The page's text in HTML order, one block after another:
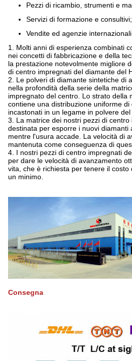
Pezzi di ricambio, strumenti e
Servizi di formazione e consultivi;
Vendite ed agenzie
1. Molti anni di esperienza combinati
nei concetti di fabbricazione e della
la prestazione notevolmente migliore
di centro impregnati del diamante del
2. Le polveri di diamante sintetiche di
nella profondità della serie della
impregnato del centro. Lo strato della
contiene una distribuzione uniforme
incastonati in un legame in polvere del
3. La matrice dei nostri pezzi di
destinata per esporre i nuovi diamanti
mentre l'usura accade. La velocità di
mantenuta come conseguenza di
4. I nostri pezzi di centro impregnati
per dare le velocità di avanzamento
vita, che è richiesta per tenere il
un minimo.
Consegna